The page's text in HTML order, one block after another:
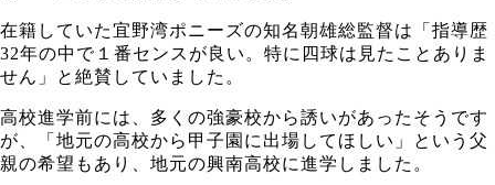
在籍していた宜野湾ポニーズの知名朝雄総監督は「指導歴
32年の中で１番センスが良い。特に四球は見たことありま
せん」と絶賛していました。
高校進学前には、多くの強豪校から誘いがあったそうです
が、「地元の高校から甲子園に出場してほしい」という父
親の希望もあり、地元の興南高校に進学しました。